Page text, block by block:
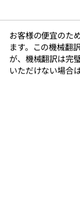
お客様の便宜のた
ます。この機械翻
が、機械翻訳は完
いただけない場合